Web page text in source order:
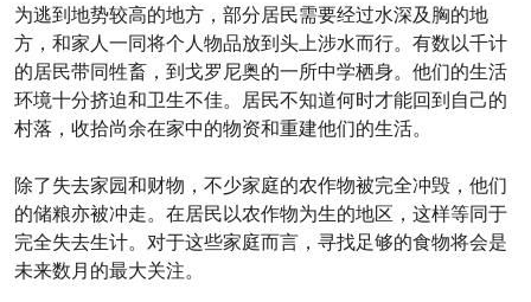
为逃到地势较高的地方，部分居民需要经过水深及胸的地
方，和家人一同将个人物品放到头上涉水而行。有数以千计
的居民带同牲畜，到戈罗尼奥的一所中学栖身。他们的生活
环境十分挤迫和卫生不佳。居民不知道何时才能回到自己的
村落，收拾尚余在家中的物资和重建他们的生活。
除了失去家园和财物，不少家庭的农作物被完全冲毁，他们
的储粮亦被冲走。在居民以农作物为生的地区，这样等同于
完全失去生计。对于这些家庭而言，寻找足够的食物将会是
未来数月的最大关注。